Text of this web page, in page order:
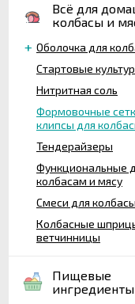
Всё для
колбасы и
Оболочка для
Стартовые
Нитритная соль
Формовочные
клипсы для
Тендерайзеры
Функциональные
колбасам и мясу
Смеси для
Колбасные
ветчинницы
Пищевые
ингредиенты